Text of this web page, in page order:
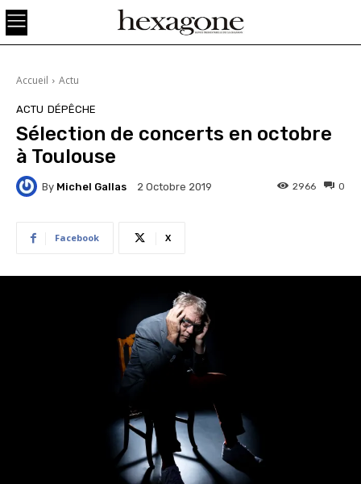
Accueil Actu
ACTU DÉPÊCHE
Sélection de concerts en octobre
à Toulouse
By Michel Gallas 2 Octobre 2019 0
2966
Facebook X